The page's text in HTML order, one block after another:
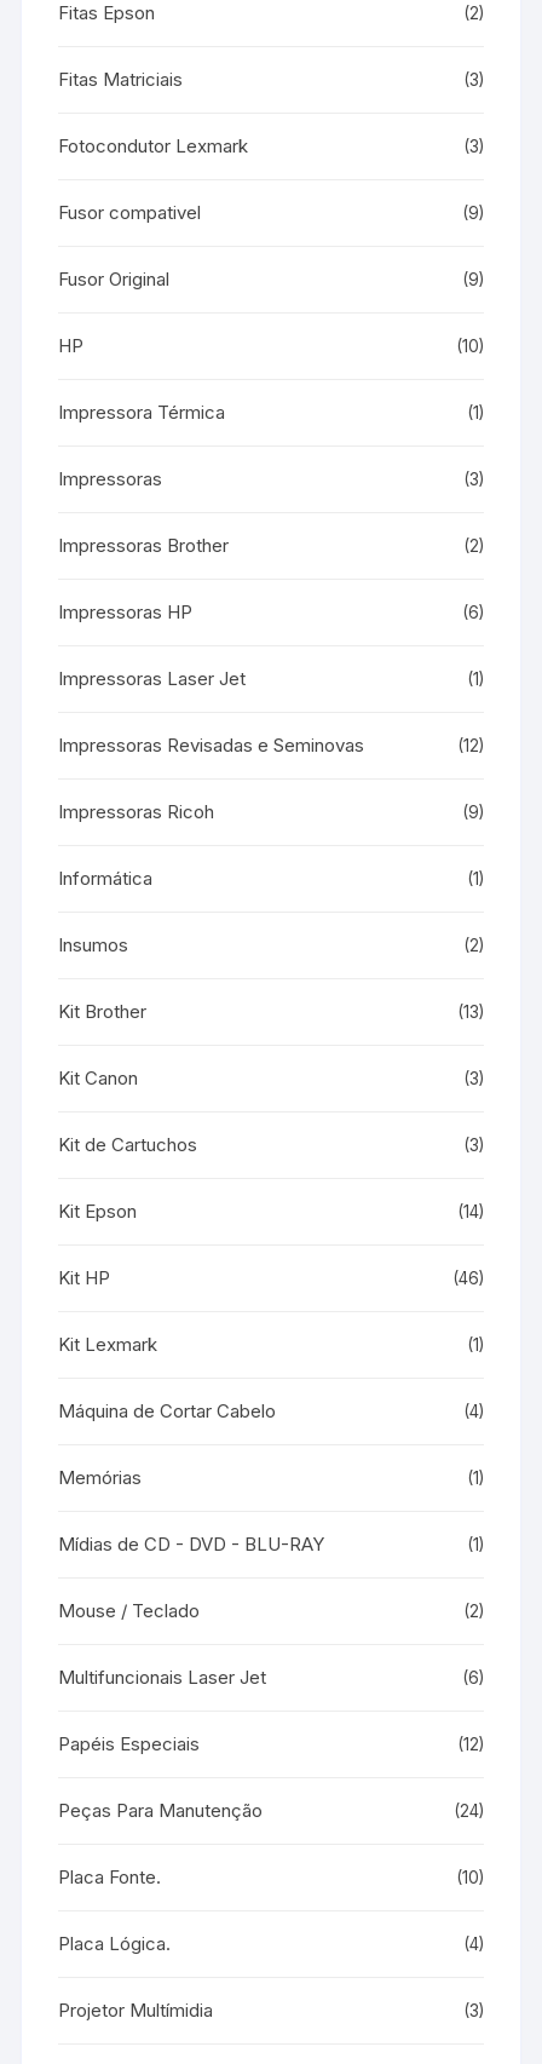
Fitas Epson (2)
Fitas Matriciais (3)
Fotocondutor Lexmark (3)
Fusor compativel (9)
Fusor Original (9)
HP (10)
Impressora Térmica (1)
Impressoras (3)
Impressoras Brother (2)
Impressoras HP (6)
Impressoras Laser Jet (1)
Impressoras Revisadas e Seminovas (12)
Impressoras Ricoh (9)
Informática (1)
Insumos (2)
Kit Brother (13)
Kit Canon (3)
Kit de Cartuchos (3)
Kit Epson (14)
Kit HP (46)
Kit Lexmark (1)
Máquina de Cortar Cabelo (4)
Memórias (1)
Mídias de CD - DVD - BLU-RAY (1)
Mouse / Teclado (2)
Multifuncionais Laser Jet (6)
Papéis Especiais (12)
Peças Para Manutenção (24)
Placa Fonte. (10)
Placa Lógica. (4)
Projetor Multímidia (3)